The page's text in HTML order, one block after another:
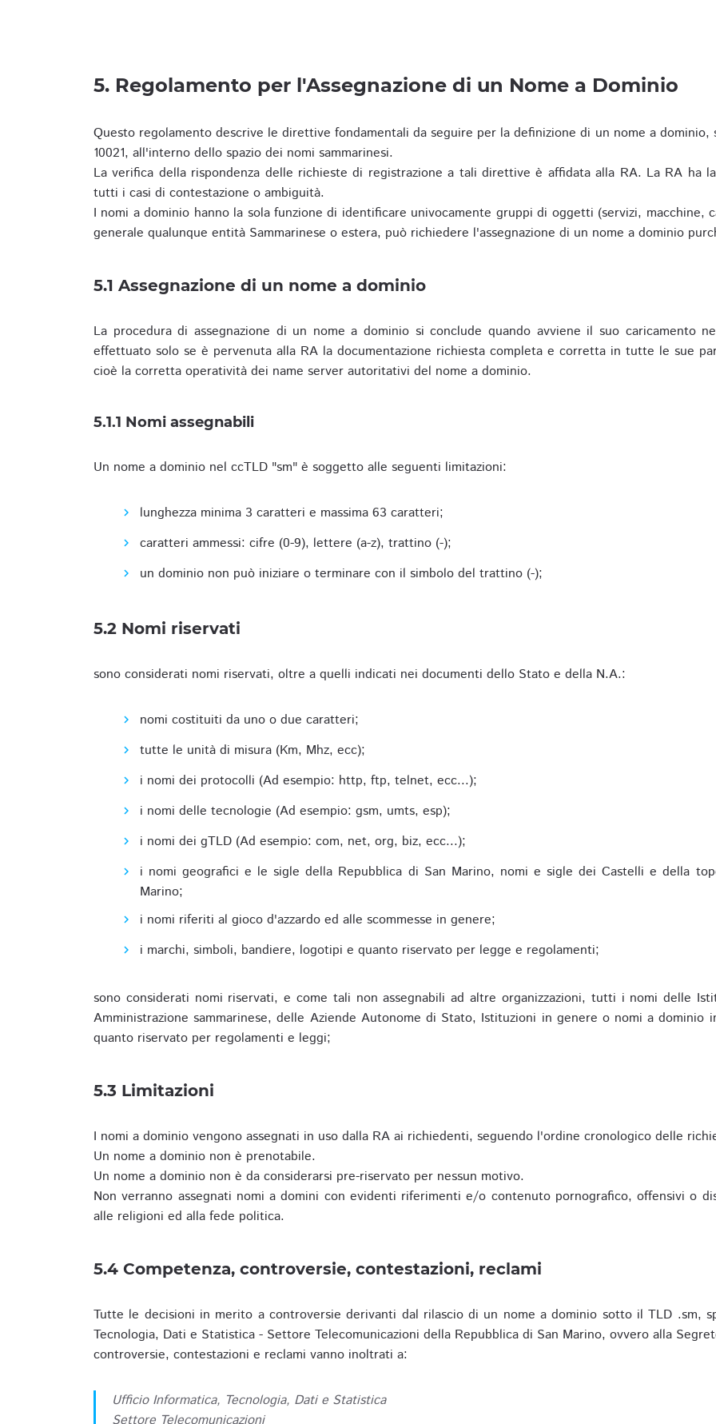
5. Regolamento per l'Assegnazione di un Nome a Dominio
Questo regolamento descrive le direttive fondamentali da seguire per la definizione di un nome a
10021, all'interno dello spazio dei nomi sammarinesi.
La verifica della rispondenza delle richieste di registrazione a tali direttive è affidata alla RA. La RA ha
tutti i casi di contestazione o ambiguità.
I nomi a dominio hanno la sola funzione di identificare univocamente gruppi di oggetti (servizi, macchine,
generale qualunque entità Sammarinese o estera, può richiedere l'assegnazione di un nome a dominio
5.1 Assegnazione di un nome a dominio
La procedura di assegnazione di un nome a dominio si conclude quando avviene il suo caricamento
effettuato solo se è pervenuta alla RA la documentazione richiesta completa e corretta in tutte le sue
cioè la corretta operatività dei name server autoritativi del nome a dominio.
5.1.1 Nomi assegnabili
Un nome a dominio nel ccTLD "sm" è soggetto alle seguenti limitazioni:
lunghezza minima 3 caratteri e massima 63 caratteri;
caratteri ammessi: cifre (0-9), lettere (a-z), trattino (-);
un dominio non può iniziare o terminare con il simbolo del trattino (-);
5.2 Nomi riservati
sono considerati nomi riservati, oltre a quelli indicati nei documenti dello Stato e della N.A.:
nomi costituiti da uno o due caratteri;
tutte le unità di misura (Km, Mhz, ecc);
i nomi dei protocolli (Ad esempio: http, ftp, telnet, ecc...);
i nomi delle tecnologie (Ad esempio: gsm, umts, esp);
i nomi dei gTLD (Ad esempio: com, net, org, biz, ecc...);
i nomi geografici e le sigle della Repubblica di San Marino, nomi e sigle dei Castelli e della
Marino;
i nomi riferiti al gioco d'azzardo ed alle scommesse in genere;
i marchi, simboli, bandiere, logotipi e quanto riservato per legge e regolamenti;
sono considerati nomi riservati, e come tali non assegnabili ad altre organizzazioni, tutti i nomi delle
Amministrazione sammarinese, delle Aziende Autonome di Stato, Istituzioni in genere o nomi a dominio
quanto riservato per regolamenti e leggi;
5.3 Limitazioni
I nomi a dominio vengono assegnati in uso dalla RA ai richiedenti, seguendo l'ordine cronologico delle
Un nome a dominio non è prenotabile.
Un nome a dominio non è da considerarsi pre-riservato per nessun motivo.
Non verranno assegnati nomi a domini con evidenti riferimenti e/o contenuto pornografico, offensivi o
alle religioni ed alla fede politica.
5.4 Competenza, controversie, contestazioni, reclami
Tutte le decisioni in merito a controversie derivanti dal rilascio di un nome a dominio sotto il TLD .sm,
Tecnologia, Dati e Statistica - Settore Telecomunicazioni della Repubblica di San Marino, ovvero alla
controversie, contestazioni e reclami vanno inoltrati a:
Ufficio Informatica, Tecnologia, Dati e Statistica